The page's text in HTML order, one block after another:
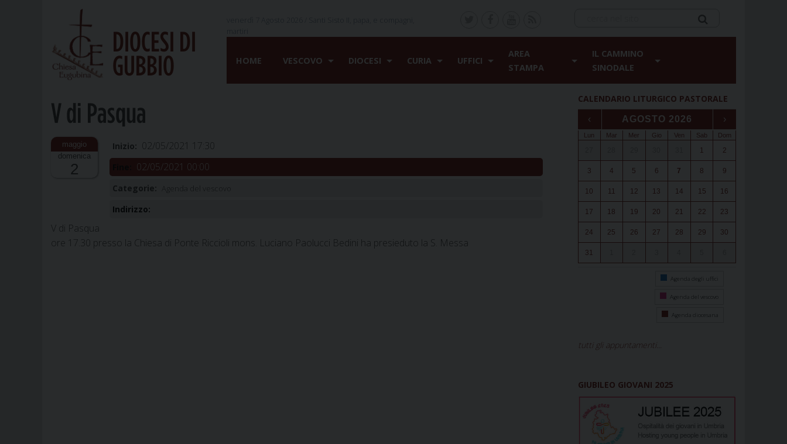
DIOCESI DI
GUBBIO
HOME VESCOVO DIOCESI CURIA UFFICI
AREA
STAMPA
IL CAMMINO
SINODALE
V di Pasqua
domenica
2
Inizio: 02/05/2021 17:30
02/05/2021 00:00
Categorie:
Indirizzo:
V di Pasqua
ore 17.30 presso la Chiesa di Ponte Riccioli mons. Luciano Paolucci Bedini ha presieduto la S. Messa
CALENDARIO LITURGICO PASTORALE
‹ AGOSTO 2026 ›
Lun Mar Mer Gio Ven Sab Dom
1 2
3 4 5 6 7 8 9
10 11 12 13 14 15 16
17 18 19 20 21 22 23
24 25 26 27 28 29 30
31
Agenda degli uffici
Agenda del vescovo
Agenda diocesana
tutti gli appuntamenti...
GIUBILEO GIOVANI 2025